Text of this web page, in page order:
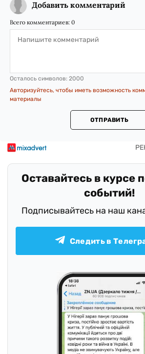
Добавить комментарий
Всего комментариев: 0
Осталось символов: 2000
Авторизуйтесь, чтобы иметь возможность
материалы
ОТПРАВИТЬ
Оставайтесь в курсе
событий!
Подписывайтесь на наш
Следить в